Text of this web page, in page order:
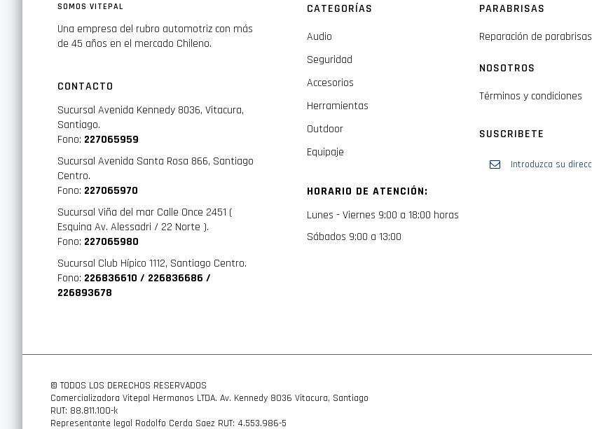
SOMOS VITEPAL
Una empresa del rubro automotriz con más
de 45 años en el mercado Chileno.
CONTACTO
Sucursal Avenida Kennedy 8036, Vitacura,
Santiago.
Fono: 227065959
Sucursal Avenida Santa Rosa 866, Santiago
Centro.
Fono: 227065970
Sucursal Viña del mar Calle Once 2451 (
Esquina Av. Alessadri / 22 Norte ).
Fono: 227065980
Sucursal Club Hípico 1112, Santiago Centro.
Fono: 226836610 / 226836686 /
226893678
CATEGORÍAS
Audio
Seguridad
Accesorios
Herramientas
Outdoor
Equipaje
HORARIO DE ATENCIÓN:
Lunes - Viernes 9:00 a 18:00 horas
Sábados 9:00 a 13:00
PARABRISAS
Reparación de parabrisas
NOSOTROS
Términos y condiciones
SUSCRIBETE
© TODOS LOS DERECHOS RESERVADOS
Comercializadora Vitepal Hermanos LTDA. Av. Kennedy 8036 Vitacura, Santiago
RUT: 88.811.100-k
Representante legal Rodolfo Cerda Saez RUT: 4.553.986-5